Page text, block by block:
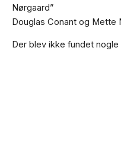
Nørgaard”
Douglas Conant og Mette
Der blev ikke fundet